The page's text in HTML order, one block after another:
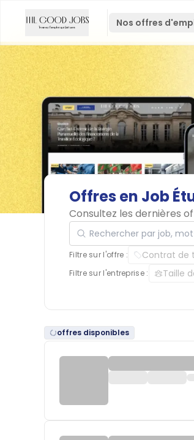
Nos offres
Offres en Job
Consultez les dernières
Rechercher par job, mot-
Filtre sur l'offre : Contrat de
Filtre sur l'entreprise : Taille
offres disponibles